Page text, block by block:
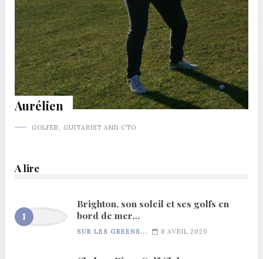
Aurélien
GOLFER, GUITARIST AND CTO
A lire
Brighton, son soleil et ses golfs en
bord de mer…
SUR LES GREENS... 8 AVRIL 2020